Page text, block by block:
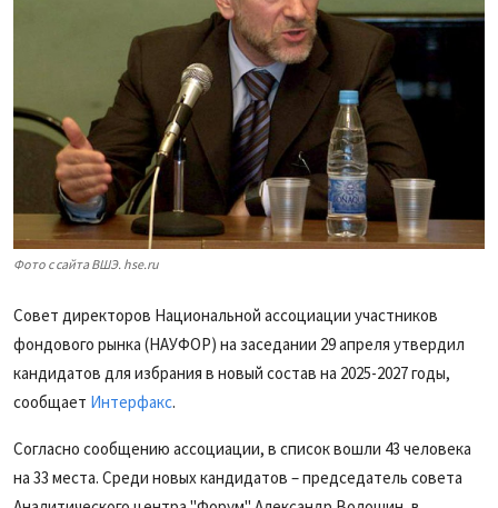
Фото с сайта ВШЭ. hse.ru
Совет директоров Национальной ассоциации участников
фондового рынка (НАУФОР) на заседании 29 апреля утвердил
кандидатов для избрания в новый состав на 2025-2027 годы,
сообщает Интерфакс.
Согласно сообщению ассоциации, в список вошли 43 человека
на 33 места. Среди новых кандидатов – председатель совета